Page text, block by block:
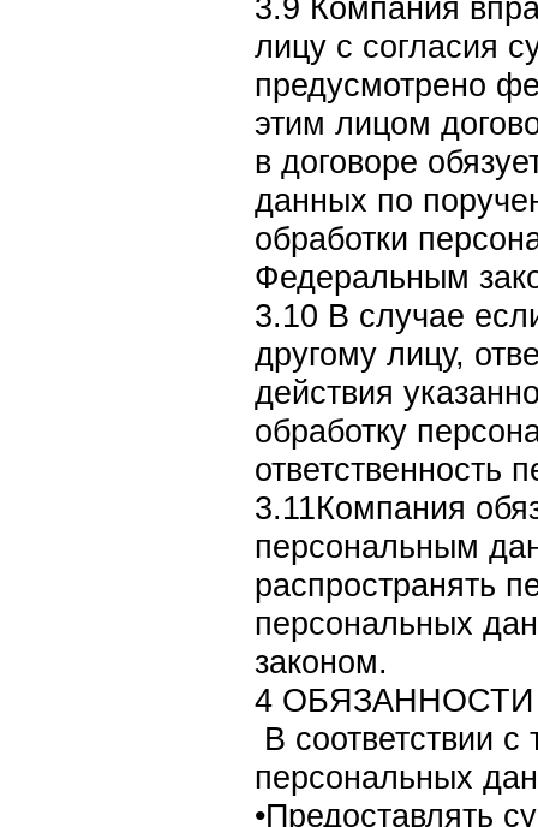
3.9 Компания
лицу с согласия
предусмотрено
этим лицом
в договоре
данных по
обработки
Федеральным
3.10 В случае
другому лицу,
действия
обработку
ответственность
3.11Компания
персональным
распространять
персональных
законом.
4
В соответствии
персональных
•Предоставлять